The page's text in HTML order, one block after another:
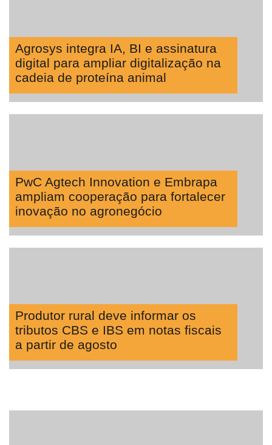
Lean
Way
Consulting
Manager
Agrosys integra IA, BI e assinatura
digital para ampliar digitalização na
cadeia de proteína animal
PwC Agtech Innovation e Embrapa
ampliam cooperação para fortalecer
inovação no agronegócio
Produtor rural deve informar os
tributos CBS e IBS em notas fiscais
a partir de agosto